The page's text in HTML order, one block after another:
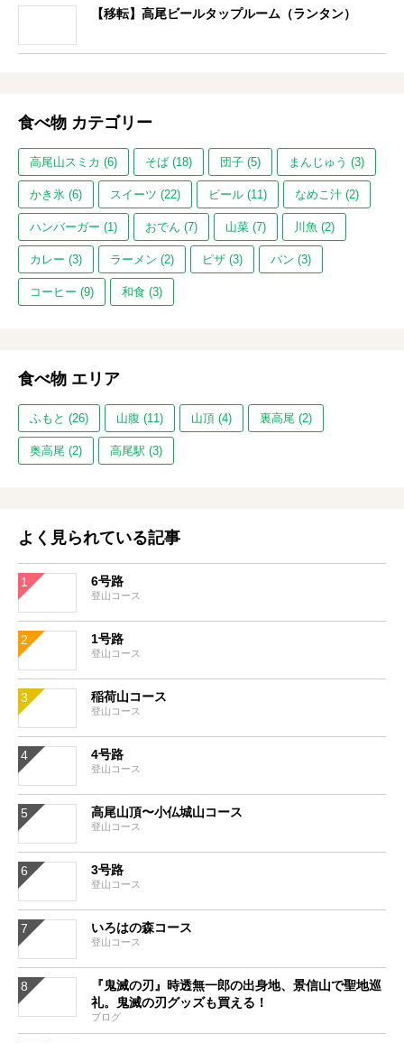
【移転】高尾ビールタップルーム（ランタン）
食べ物 カテゴリー
高尾山スミカ (6) そば (18) 団子 (5) まんじゅう (3)
かき氷 (6) スイーツ (22) ビール (11) なめこ汁 (2)
ハンバーガー (1) おでん (7) 山菜 (7) 川魚 (2)
カレー (3) ラーメン (2) ピザ (3) パン (3)
コーヒー (9) 和食 (3)
食べ物 エリア
ふもと (26) 山腹 (11) 山頂 (4) 裏高尾 (2)
奥高尾 (2) 高尾駅 (3)
よく見られている記事
6号路
登山コース
1号路
登山コース
稲荷山コース
登山コース
4号路
登山コース
高尾山頂〜小仏城山コース
登山コース
3号路
登山コース
いろはの森コース
登山コース
『鬼滅の刃』時透無一郎の出身地、景信山で聖地巡
礼。鬼滅の刃グッズも買える！
ブログ